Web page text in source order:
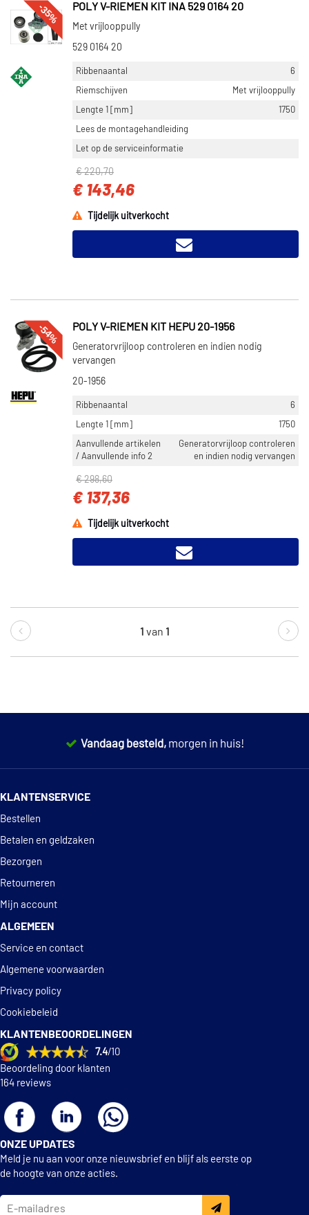
-35% POLY V-RIEMEN KIT INA 529 0164 20
Met vrijlooppully
529 0164 20
Ribbenaantal
6
Riemschijven
Met vrijlooppully
Lengte 1 [mm]
1750
Lees de montagehandleiding
Let op de serviceinformatie
€ 220,70
€ 143,46
Tijdelijk uitverkocht
-54% POLY V-RIEMEN KIT HEPU 20-1956
Generatorvrijloop controleren en indien nodig
vervangen
20-1956
Ribbenaantal
6
Lengte 1 [mm]
1750
Aanvullende artikelen
/ Aanvullende info 2
Generatorvrijloop controleren
en indien nodig vervangen
€ 298,60
€ 137,36
Tijdelijk uitverkocht
1 van 1
Vandaag besteld, morgen in huis!
KLANTENSERVICE
Bestellen
Betalen en geldzaken
Bezorgen
Retourneren
Mijn account
ALGEMEEN
Service en contact
Algemene voorwaarden
Privacy policy
Cookiebeleid
KLANTENBEOORDELINGEN
7.4/10
Beoordeling door klanten
164 reviews
ONZE UPDATES
Meld je nu aan voor onze nieuwsbrief en blijf als eerste op
de hoogte van onze acties.